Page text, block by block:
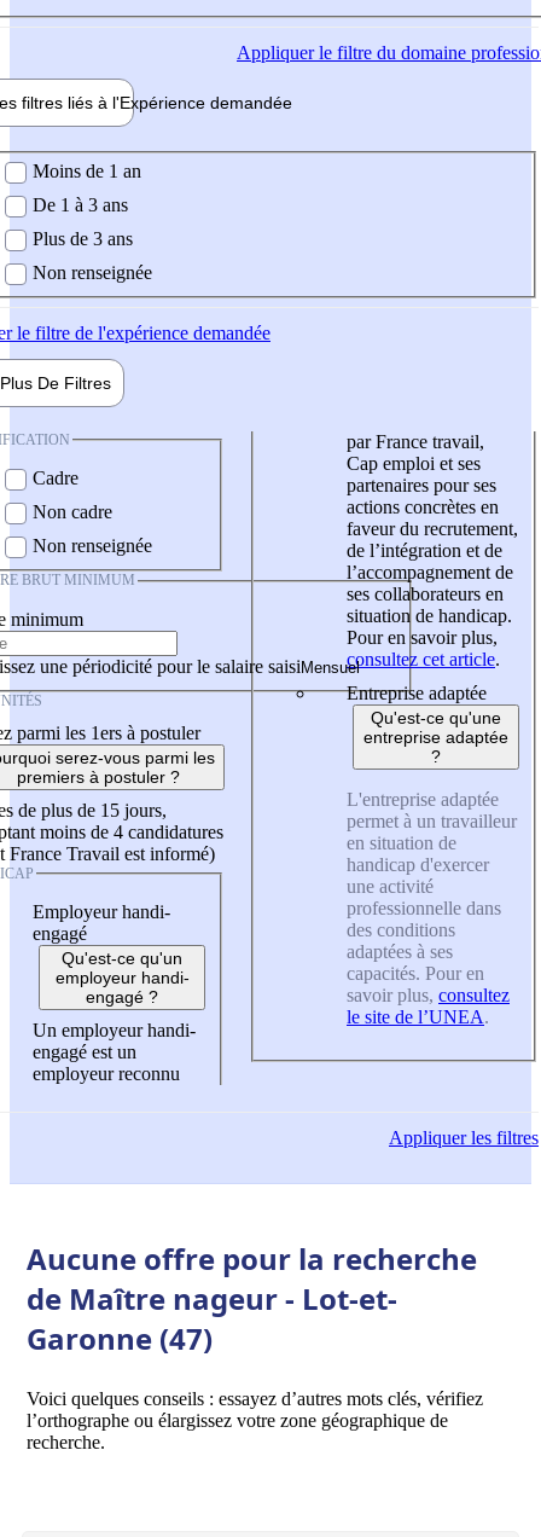
Appliquerle filtre du domaine
filtres liés à l'Expérience demandée
demandée
Moins de 1 an
De 1 à 3 ans
Plus de 3 ans
Non renseignée
le filtre de l'expérience demandée
Plus De Filtres
Cadre
Non cadre
Non renseignée
BRUT MINIMUM
minimum
une périodicité pour le salaire saisi
parmi les 1ers à postuler
serez-vous parmi les
premiers à postuler ?
de plus de 15 jours,
moins de 4 candidatures
France Travail est informé)
Employeur handi-
engagé
Qu'est-ce qu'un
employeur handi-
engagé ?
Un employeur handi-
engagé est un
employeur reconnu
par France travail,
Cap emploi et ses
partenaires pour ses
actions concrètes en
faveur du recrutement,
de l’intégration et de
l’accompagnement de
ses collaborateurs en
situation de handicap.
Pour en savoir plus,
consultez cet article.
Entreprise adaptée
Qu'est-ce qu'une
entreprise adaptée
?
L'entreprise adaptée
permet à un travailleur
en situation de
handicap d'exercer
une activité
professionnelle dans
des conditions
adaptées à ses
capacités. Pour en
savoir plus, consultez
le site de l’UNEA.
Appliquerles filtres
Aucune offre pour la recherche
de Maître nageur - Lot-et-
Garonne (47)
Voici quelques conseils : essayez d’autres mots clés, vérifiez
l’orthographe ou élargissez votre zone géographique de
recherche.